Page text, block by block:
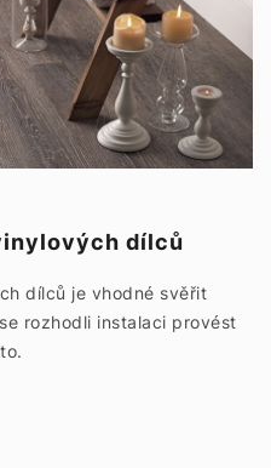
dílců
dílců je vhodné svěřit
rozhodli instalaci provést